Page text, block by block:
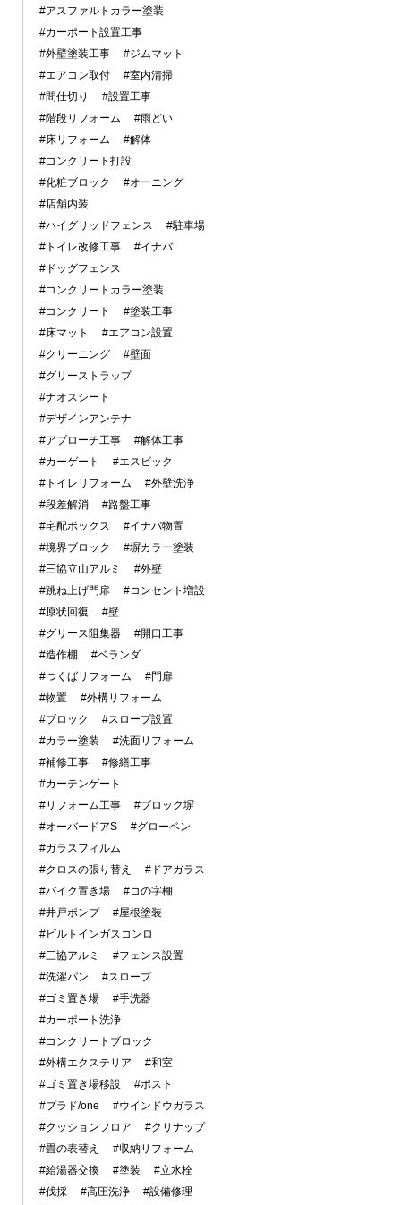
#アスファルトカラー塗装
#カーポート設置工事
#外壁塗装工事
#ジムマット
#エアコン取付
#室内清掃
#間仕切り
#設置工事
#階段リフォーム
#雨どい
#床リフォーム
#解体
#コンクリート打設
#化粧ブロック
#オーニング
#店舗内装
#ハイグリッドフェンス
#駐車場
#トイレ改修工事
#イナバ
#ドッグフェンス
#コンクリートカラー塗装
#コンクリート
#塗装工事
#床マット
#エアコン設置
#クリーニング
#壁面
#グリーストラップ
#ナオスシート
#デザインアンテナ
#アプローチ工事
#解体工事
#カーゲート
#エスビック
#トイレリフォーム
#外壁洗浄
#段差解消
#路盤工事
#宅配ボックス
#イナバ物置
#境界ブロック
#塀カラー塗装
#三協立山アルミ
#外壁
#跳ね上げ門扉
#コンセント増設
#原状回復
#壁
#グリース阻集器
#開口工事
#造作棚
#ベランダ
#つくばリフォーム
#門扉
#物置
#外構リフォーム
#ブロック
#スロープ設置
#カラー塗装
#洗面リフォーム
#補修工事
#修繕工事
#カーテンゲート
#リフォーム工事
#ブロック塀
#オーバードアS
#グローベン
#ガラスフィルム
#クロスの張り替え
#ドアガラス
#バイク置き場
#コの字棚
#井戸ポンプ
#屋根塗装
#ビルトインガスコンロ
#三協アルミ
#フェンス設置
#洗濯パン
#スロープ
#ゴミ置き場
#手洗器
#カーポート洗浄
#コンクリートブロック
#外構エクステリア
#和室
#ゴミ置き場移設
#ポスト
#プラド/one
#ウインドウガラス
#クッションフロア
#クリナップ
#畳の表替え
#収納リフォーム
#給湯器交換
#塗装
#立水栓
#伐採
#高圧洗浄
#設備修理